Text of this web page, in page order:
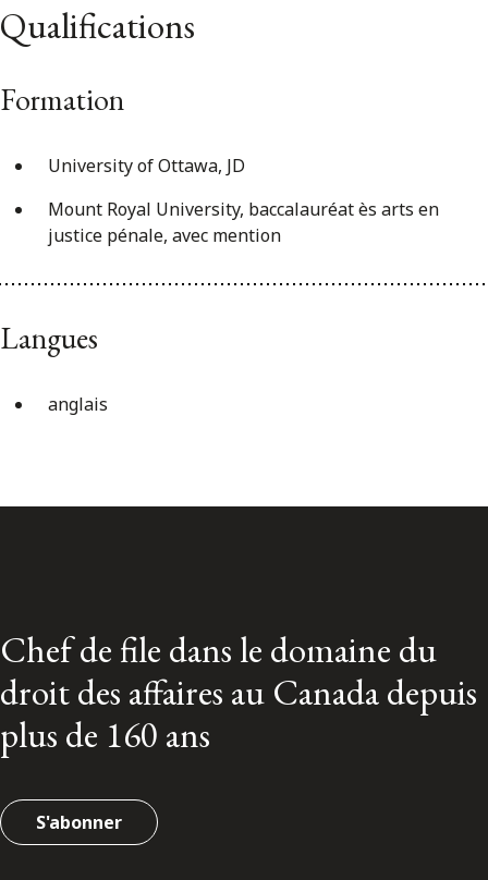
Qualifications
Formation
University of Ottawa, JD
Mount Royal University, baccalauréat ès arts en
justice pénale, avec mention
Langues
anglais
Chef de file dans le domaine du
droit des affaires au Canada depuis
plus de 160 ans
S'abonner